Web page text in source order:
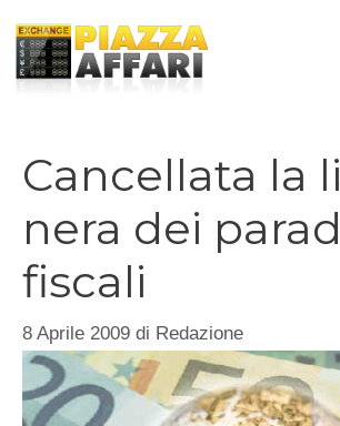
contenuto
Cancellata la
nera dei
fiscali
8 Aprile 2009 di Redazione